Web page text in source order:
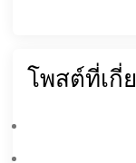
โพสต์ที่เกี่